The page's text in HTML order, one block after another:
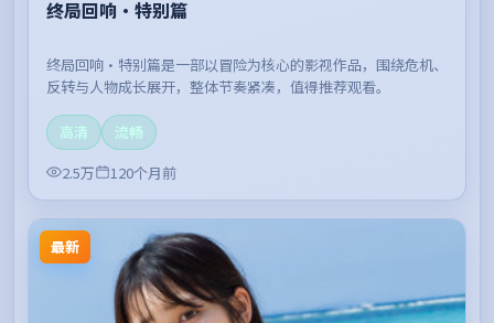
终局回响·特别篇
终局回响·特别篇是一部以冒险为核心的影视作品，围绕危机、
反转与人物成长展开，整体节奏紧凑，值得推荐观看。
高清
流畅
2.5万
120个月前
最新